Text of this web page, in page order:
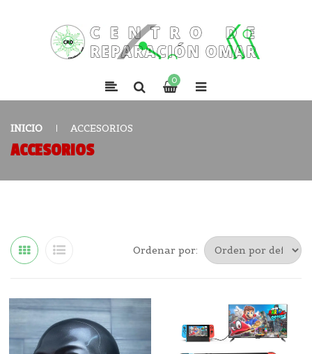
0
INICIO ACCESORIOS
ACCESORIOS
Ordenar por: